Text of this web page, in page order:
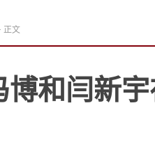
正文
博和闫新